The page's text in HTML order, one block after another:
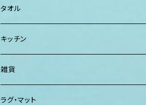
ボストンバッグ
ショルダー
クラッチバッグ
カジュアルシャツ
AHolic Handmade
vividy
BLOSSOM
KULA HERBS
ISLAND BATH & BODY
Maui Mike's
タオル
スマーフ
ハンドタオル、ハンカチタオル
キッチン
California Surf Supply
スマーフ
雑貨
ディフューザー
ラグ・マット